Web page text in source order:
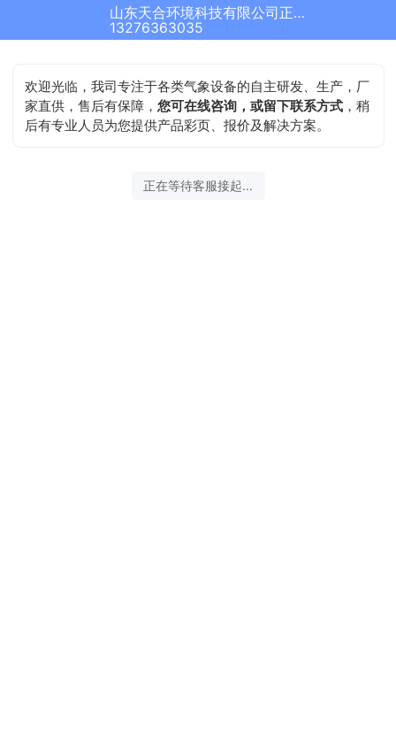
山东天合环境科技有限公司正在为您服务
13276363035
欢迎光临，我司专注于各类气象设备的自主研发、生产，厂
家直供，售后有保障，您可在线咨询，或留下联系方式 ，稍
后有专业人员为您提供产品彩页、报价及解决方案。
正在等待客服接起...